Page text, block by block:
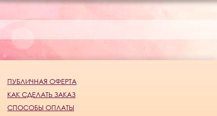
ПУБЛИЧНАЯ ОФЕРТА
КАК СДЕЛАТЬ ЗАКАЗ
СПОСОБЫ ОПЛАТЫ